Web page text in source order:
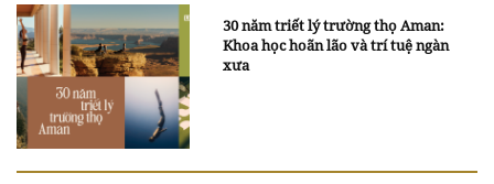
30 năm triết lý trường thọ Aman:
Khoa học hoãn lão và trí tuệ ngàn
xưa